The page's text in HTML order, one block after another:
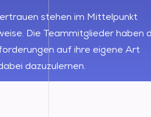
stehen im Mittelpunkt
Die Teammitglieder haben
auf ihre eigene Art
dazuzulernen.